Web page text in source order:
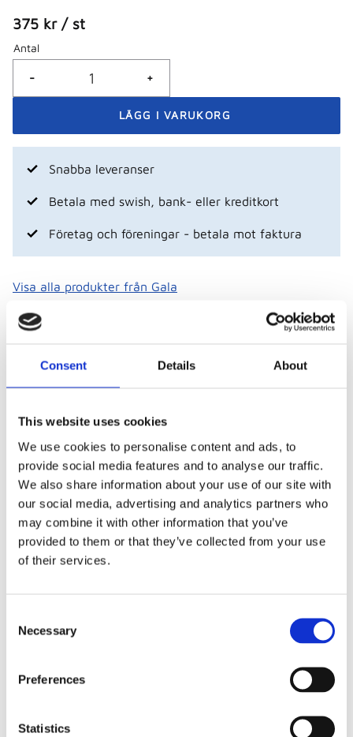
Consent Details About
This website uses cookies
We use cookies to personalise content and ads, to
provide social media features and to analyse our traffic.
We also share information about your use of our site with
our social media, advertising and analytics partners who
may combine it with other information that you’ve
provided to them or that they’ve collected from your use
of their services.
Necessary
Preferences
Statistics
375 kr / st
Antal
+
-
Visa alla produkter från Gala
Snabba leveranser
Betala med swish, bank- eller kreditkort
Företag och föreningar - betala mot faktura
Beskrivning
För våra yngsta spelare är ytan och känslan i bollen
göra ont. Gala´s Softbollar är tillverkade av ett foam
material som gör bollarna mjuka, lätta att spela och
kasta med. Bästa bollen till våra första nivåer av
Kidsvolley. Väger endast 170 gram. För barn i åldern
5-10 år
Precis som alla Gala´s volleybollar är dessa bollarna
Såhär skriver Gala om denna bollen:
som börjar spela volleyboll
skummaterial som känns mycket behagligt mot